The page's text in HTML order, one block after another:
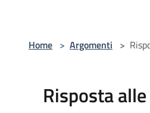
Home > Argomenti >
Risposta alle